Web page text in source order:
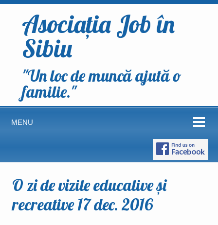
Asociația Job în
Sibiu
"Un loc de muncă ajută o
familie."
MENU
O zi de vizite educative și
recreative 17 dec. 2016